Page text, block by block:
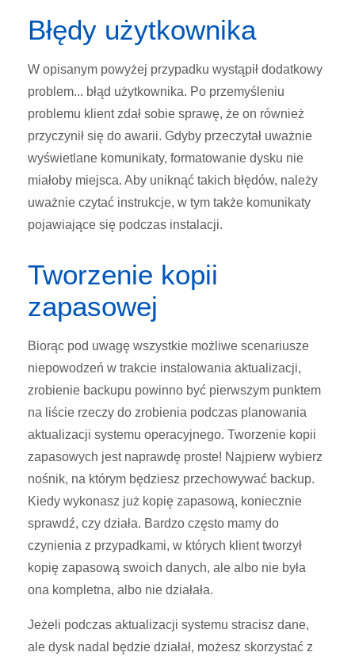
Błędy użytkownika
W opisanym powyżej przypadku wystąpił dodatkowy
problem... błąd użytkownika. Po przemyśleniu
problemu klient zdał sobie sprawę, że on również
przyczynił się do awarii. Gdyby przeczytał uważnie
wyświetlane komunikaty, formatowanie dysku nie
miałoby miejsca. Aby uniknąć takich błędów, należy
uważnie czytać instrukcje, w tym także komunikaty
pojawiające się podczas instalacji.
Tworzenie kopii
zapasowej
Biorąc pod uwagę wszystkie możliwe scenariusze
niepowodzeń w trakcie instalowania aktualizacji,
zrobienie backupu powinno być pierwszym punktem
na liście rzeczy do zrobienia podczas planowania
aktualizacji systemu operacyjnego. Tworzenie kopii
zapasowych jest naprawdę proste! Najpierw wybierz
nośnik, na którym będziesz przechowywać backup.
Kiedy wykonasz już kopię zapasową, koniecznie
sprawdź, czy działa. Bardzo często mamy do
czynienia z przypadkami, w których klient tworzył
kopię zapasową swoich danych, ale albo nie była
ona kompletna, albo nie działała.
Jeżeli podczas aktualizacji systemu stracisz dane,
ale dysk nadal będzie działał, możesz skorzystać z